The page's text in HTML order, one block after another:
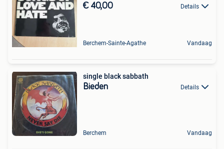
€ 40,00 Details
Berchem-Sainte-Agathe Vandaag
single black sabbath
Bieden Details
Berchem Vandaag